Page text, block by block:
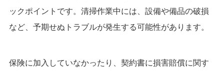
ックポイントです。清掃作業中には、設備や備品の破損
など、予期せぬトラブルが発生する可能性があります。
保険に加入していなかったり、契約書に損害賠償に関す